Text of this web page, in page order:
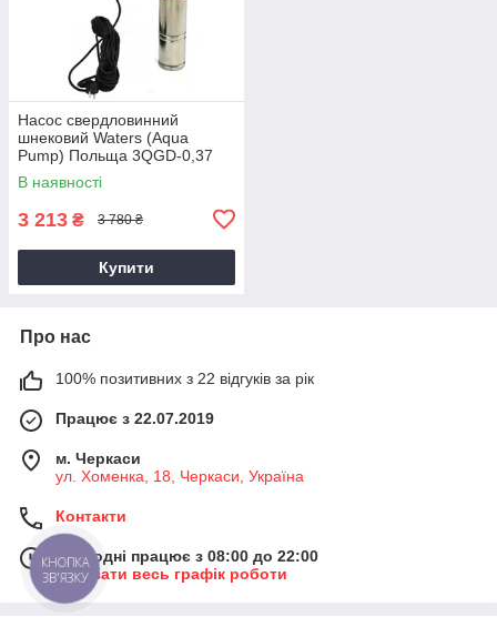
Насос свердловинний
шнековий Waters (Aqua
Pump) Польща 3QGD-0,37
гарантія 3 роки
В наявності
3 213 ₴ 3 780 ₴
Купити
Про нас
100% позитивних з 22 відгуків за рік
Працює з 22.07.2019
м. Черкаси
ул. ​Хоменка, 18, Черкаси, Україна
Контакти
Сьогодні працює з 08:00 до 22:00
Показати весь графік роботи
КНОПКА
ЗВ'ЯЗКУ